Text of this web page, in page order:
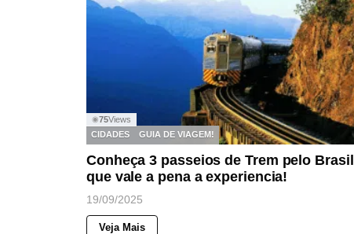
◉75Views
CIDADES
GUIA DE VIAGEM!
Conheça 3 passeios de Trem pelo Brasil
que vale a pena a experiencia!
19/09/2025
Veja Mais